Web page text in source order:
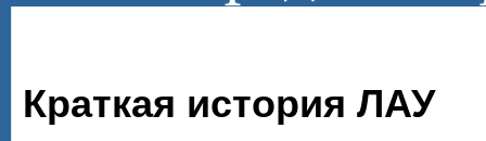
Краткая история ЛАУ